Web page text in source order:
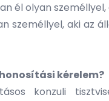
él olyan
személlyel, aki az
kérelem?
konzuli